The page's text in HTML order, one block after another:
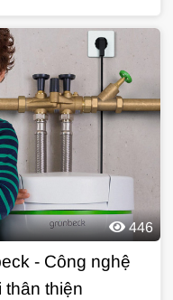
446
- Công nghệ
thân thiện